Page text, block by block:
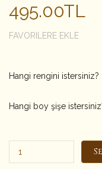
495.00TL
FAVORILERE EKLE
Hangi rengini istersiniz?
Hangi boy şişe